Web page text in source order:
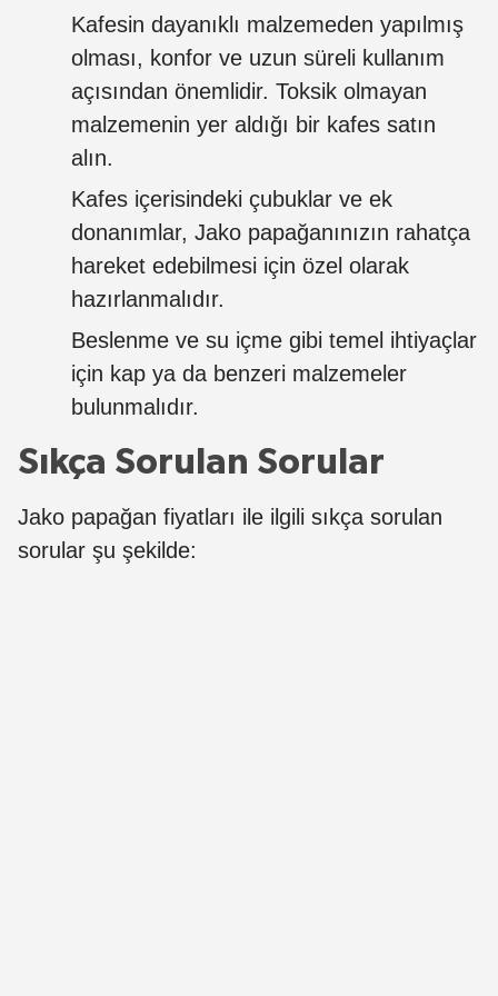
Kafesin dayanıklı malzemeden yapılmış
olması, konfor ve uzun süreli kullanım
açısından önemlidir. Toksik olmayan
malzemenin yer aldığı bir kafes satın
alın.
Kafes içerisindeki çubuklar ve ek
donanımlar, Jako papağanınızın rahatça
hareket edebilmesi için özel olarak
hazırlanmalıdır.
Beslenme ve su içme gibi temel ihtiyaçlar
için kap ya da benzeri malzemeler
bulunmalıdır.
Sıkça Sorulan Sorular
Jako papağan fiyatları ile ilgili sıkça sorulan
sorular şu şekilde: